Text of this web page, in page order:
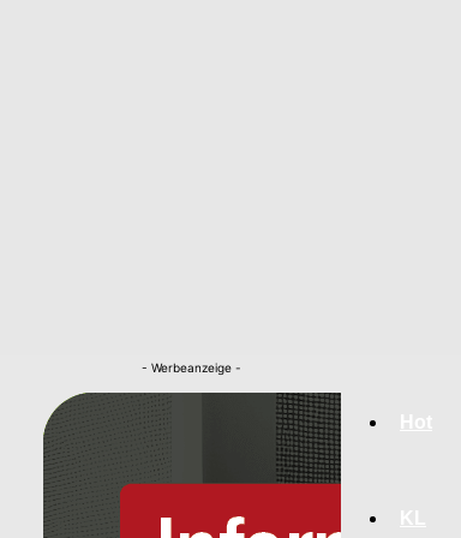
Kaiserslautern
- Werbeanzeige -